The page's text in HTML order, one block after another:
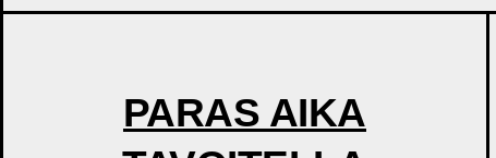
PARAS AIKA